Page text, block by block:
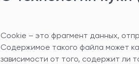
Cookie – это фрагмент данных,
Содержимое такого файла может
зависимости от того, содержит ли